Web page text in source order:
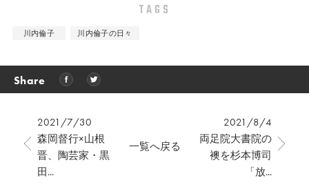
TAGS
川内倫子 川内倫子の日々
Share
2021/7/30
森岡督行×山根
晋、陶芸家・黒
田...
2021/8/4
両足院大書院の
襖を杉本博司
「放...
一覧へ戻る